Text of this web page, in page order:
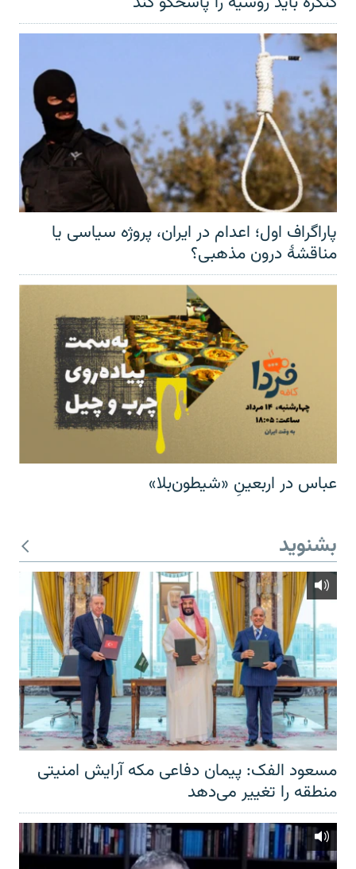
پاراگراف اول؛ اعدام در ایران، پروژه سیاسی یا
مناقشهٔ درون مذهبی؟
عباس در اربعینِ «شیطون‌بلا»
بشنوید
مسعود الفک: پیمان دفاعی مکه آرایش امنیتی
منطقه را تغییر می‌دهد